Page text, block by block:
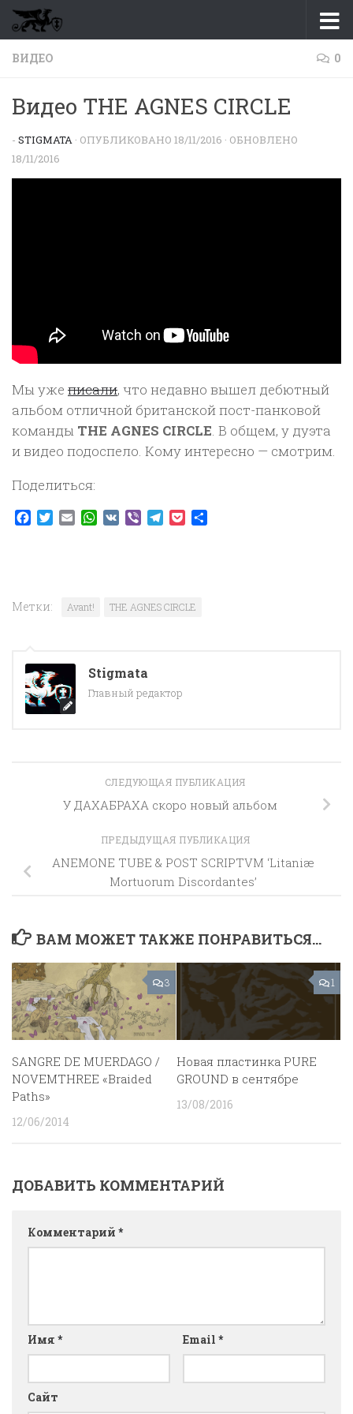
Перейти к содержимому
ВИДЕО 0
Видео THE AGNES CIRCLE
- STIGMATA · ОПУБЛИКОВАНО 18/11/2016 · ОБНОВЛЕНО
18/11/2016
Мы уже писали, что недавно вышел дебютный
альбом отличной британской пост-панковой
команды THE AGNES CIRCLE. В общем, у дуэта
и видео подоспело. Кому интересно — смотрим.
Поделиться:
Facebook
TwitterEmailWhatsApp
VK ViberTelegram
Pocket
Метки: Avant! THE AGNES CIRCLE
Stigmata
Главный редактор
СЛЕДУЮЩАЯ ПУБЛИКАЦИЯ
У ДАХАБРАХА скоро новый альбом
ПРЕДЫДУЩАЯ ПУБЛИКАЦИЯ
ANEMONE TUBE & POST SCRIPTVM ‘Litaniæ
Mortuorum Discordantes’
ВАМ МОЖЕТ ТАКЖЕ ПОНРАВИТЬСЯ...
3
SANGRE DE MUERDAGO /
NOVEMTHREE «Braided
Paths»
12/06/2014
1
Новая пластинка PURE
GROUND в сентябре
13/08/2016
ДОБАВИТЬ КОММЕНТАРИЙ
Комментарий *
Имя * Email *
Сайт